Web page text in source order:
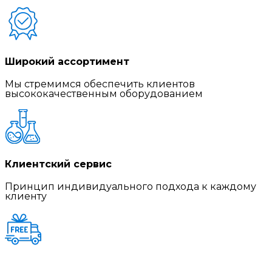
Широкий ассортимент
Мы стремимся обеспечить клиентов
высококачественным оборудованием
Клиентский сервис
Принцип индивидуального подхода к каждому
клиенту